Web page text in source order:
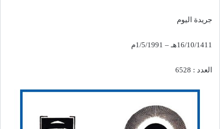
جريدة اليوم
16/10/1411هـ – 1/5/1991م
العدد : 6528